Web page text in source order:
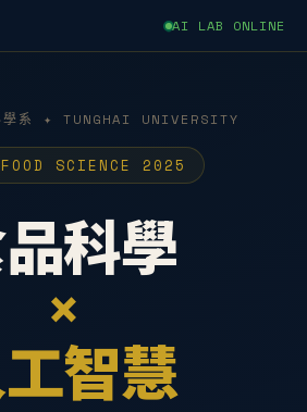
AI LAB ONLINE
學系 ✦ TUNGHAI UNIVERSITY
SCIENCE 2025
科學
×
智慧